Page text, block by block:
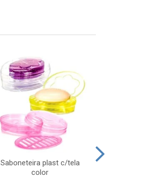
Saboneteira plast c/tela
color